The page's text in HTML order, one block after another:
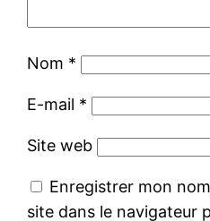
Nom *
E-mail *
Site web
Enregistrer mon
site dans le navigateur